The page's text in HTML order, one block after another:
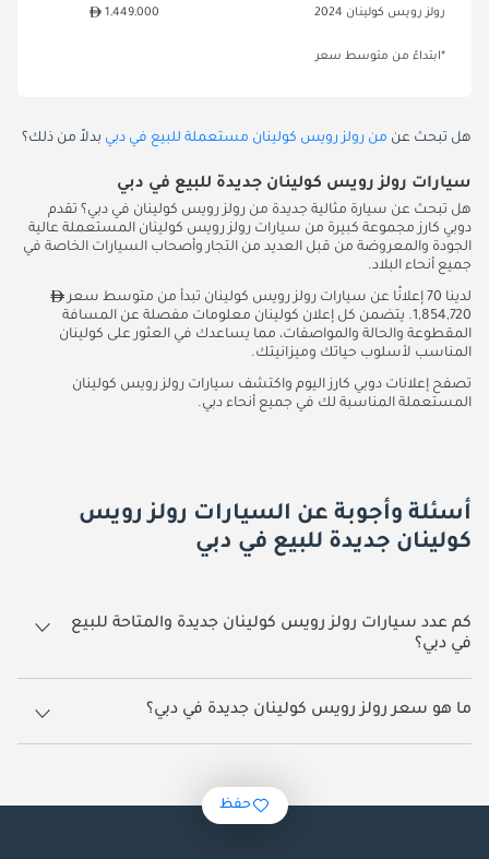
رولز رويس كولينان 2024 1,449,000
*ابتداءً من متوسط سعر
هل تبحث عن من رولز رويس كولينان مستعملة للبيع في دبي بدلاً من ذلك؟
سيارات رولز رويس كولينان جديدة للبيع في دبي
هل تبحث عن سيارة مثالية جديدة من رولز رويس كولينان في دبي؟ تقدم
دوبي كارز مجموعة كبيرة من سيارات رولز رويس كولينان المستعملة عالية
الجودة والمعروضة من قبل العديد من التجار وأصحاب السيارات الخاصة في
جميع أنحاء البلاد.
لدينا 70 إعلانًا عن سيارات رولز رويس كولينان تبدأ من متوسط سعر
1,854,720. يتضمن كل إعلان كولينان معلومات مفصلة عن المسافة
المقطوعة والحالة والمواصفات، مما يساعدك في العثور على كولينان
المناسب لأسلوب حياتك وميزانيتك.
تصفح إعلانات دوبي كارز اليوم واكتشف سيارات رولز رويس كولينان
المستعملة المناسبة لك في جميع أنحاء دبي.
أسئلة وأجوبة عن السيارات رولز رويس
كولينان جديدة للبيع في دبي
كم عدد سيارات رولز رويس كولينان جديدة والمتاحة للبيع
في دبي؟
70 سيارة رولز رويس كولينان جديدة متوفرة للبيع في دبي.
ما هو سعر رولز رويس كولينان جديدة في دبي؟
يبدأ سعر سيارة رولز رويس كولينان جديدة في دبي 1,854,720.
حفظ